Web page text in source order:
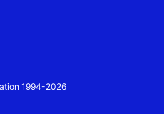
1994-2026